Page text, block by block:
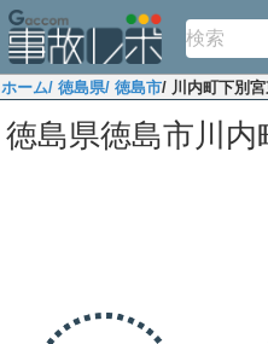
ホーム/ 徳島県/ 徳島市/ 川内町下別
徳島県徳島市川